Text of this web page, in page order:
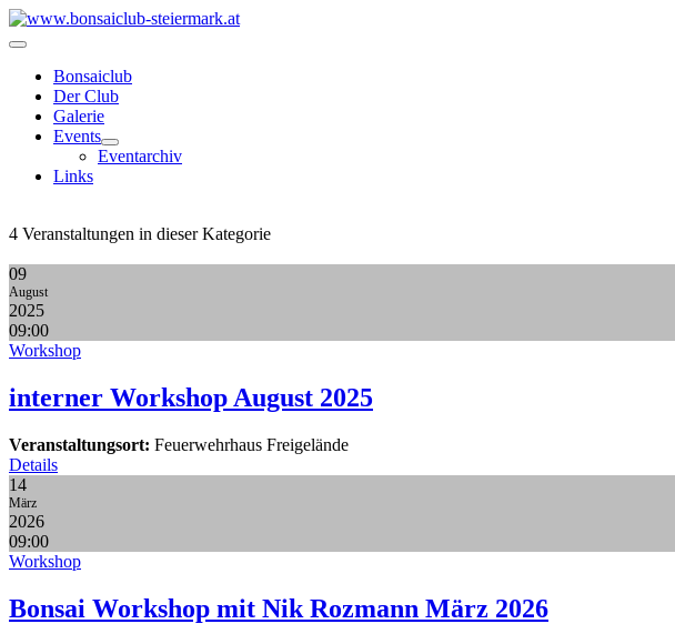
Bonsaiclub
Der Club
Galerie
Events
Eventarchiv
Links
4 Veranstaltungen in dieser Kategorie
09
August
2025
09:00
Workshop
interner Workshop August 2025
Veranstaltungsort: Feuerwehrhaus Freigelände
Details
14
März
2026
09:00
Workshop
Bonsai Workshop mit Nik Rozmann März 2026